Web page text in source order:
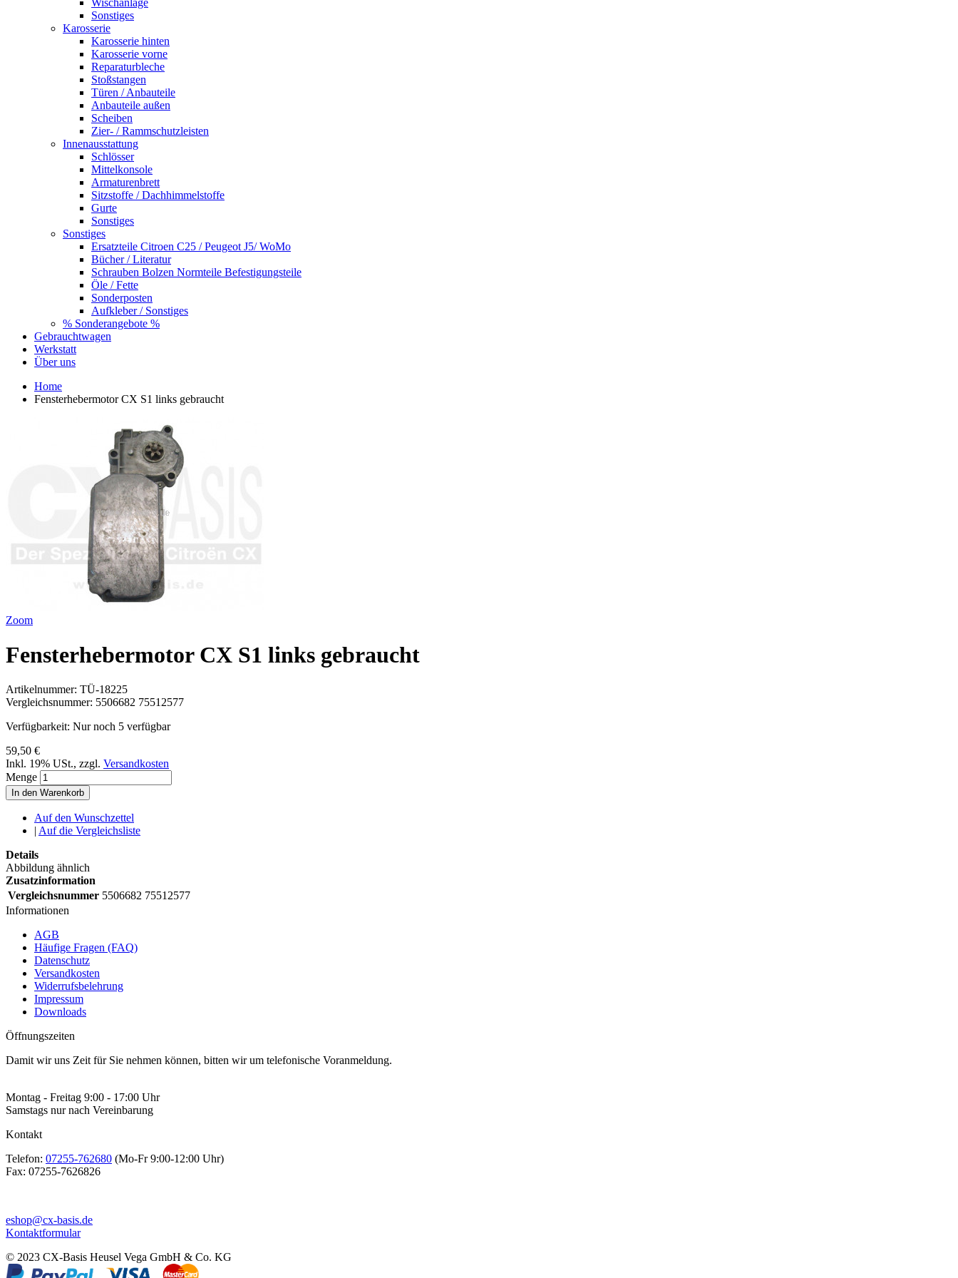
Sonstiges
Karosserie
Karosserie hinten
Karosserie vorne
Reparaturbleche
Stoßstangen
Türen / Anbauteile
Anbauteile außen
Scheiben
Zier- / Rammschutzleisten
Innenausstattung
Schlösser
Mittelkonsole
Armaturenbrett
Sitzstoffe / Dachhimmelstoffe
Gurte
Sonstiges
Sonstiges
Ersatzteile Citroen C25 / Peugeot J5/ WoMo
Bücher / Literatur
Schrauben Bolzen Normteile Befestigungsteile
Öle / Fette
Sonderposten
Aufkleber / Sonstiges
% Sonderangebote %
Gebrauchtwagen
Werkstatt
Über uns
Home
Fensterhebermotor CX S1 links gebraucht
Zoom
Fensterhebermotor CX S1 links gebraucht
Artikelnummer: TÜ-18225
Vergleichsnummer: 5506682 75512577
Verfügbarkeit: Nur noch 5 verfügbar
59,50 €
Inkl. 19% USt., zzgl. Versandkosten
Menge
In den Warenkorb
Auf den Wunschzettel
| Auf die Vergleichsliste
Details
Abbildung ähnlich
Zusatzinformation
Vergleichsnummer 5506682 75512577
Informationen
AGB
Häufige Fragen (FAQ)
Datenschutz
Versandkosten
Widerrufsbelehrung
Impressum
Downloads
Öffnungszeiten
Damit wir uns Zeit für Sie nehmen können, bitten wir um telefonische Voranmeldung.
Montag - Freitag 9:00 - 17:00 Uhr
Samstags nur nach Vereinbarung
Kontakt
Telefon: 07255-762680 (Mo-Fr 9:00-12:00 Uhr)
Fax: 07255-7626826
eshop@cx-basis.de
Kontaktformular
© 2023 CX-Basis Heusel Vega GmbH & Co. KG